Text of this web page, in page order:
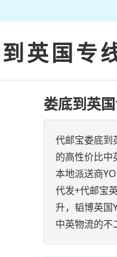
到英国专
娄底到英
代邮宝娄底到
的高性价比中
本地派送商
代发+代邮宝
升，韬博英国
中英物流的不